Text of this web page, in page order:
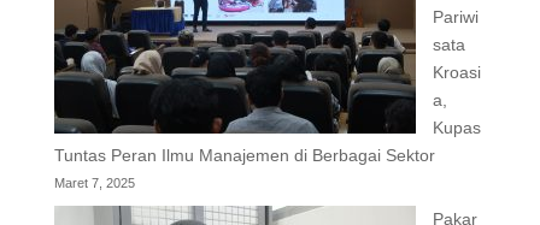
Pariwi
sata
Kroasi
a,
Kupas
Tuntas Peran Ilmu Manajemen di Berbagai Sektor
Maret 7, 2025
Pakar